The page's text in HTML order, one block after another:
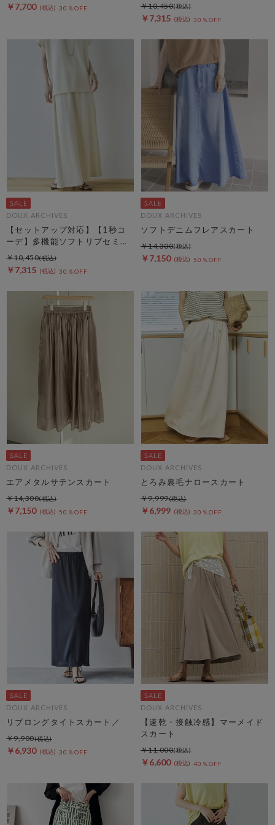
￥7,700 30％OFF
￥7,315 30％OFF
￥10,450
DOUX ARCHIVES
【セットアップ対応】【1秒コ
ーデ】多機能ソフトリブセミフ
レアスカート
￥7,315 30％OFF
￥10,450
DOUX ARCHIVES
ソフトデニムフレアスカート
￥7,150 50％OFF
￥14,300
DOUX ARCHIVES
エアメタルサテンスカート
￥7,150 50％OFF
￥14,300
DOUX ARCHIVES
とろみ裏毛ナロースカート
￥6,999 30％OFF
￥9,999
DOUX ARCHIVES
リブロングタイトスカート／
￥6,930 30％OFF
￥9,900
DOUX ARCHIVES
【速乾・接触冷感】マーメイド
スカート
￥6,600 40％OFF
￥11,000